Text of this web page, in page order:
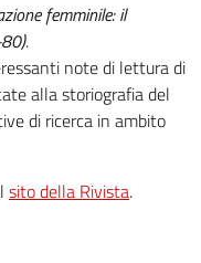
femminile: il
.
note di lettura di
alla storiografia del
di ricerca in ambito
sito della Rivista.